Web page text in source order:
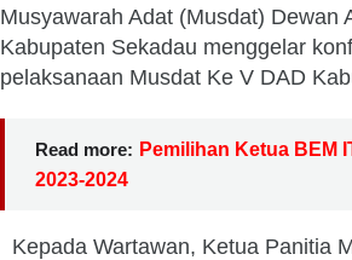
Musyawarah Adat (Musdat) Dewan
Kabupaten Sekadau menggelar
pelaksanaan Musdat Ke V DAD
Read more: Pemilihan Ketua BEM
2023-2024
Kepada Wartawan, Ketua Panitia